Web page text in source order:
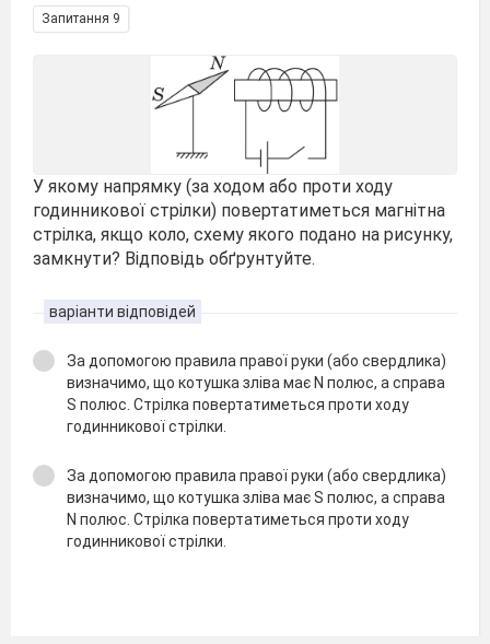
Запитання 9
У якому напрямку (за ходом або проти ходу
годинникової стрілки) повертатиметься магнітна
стрілка, якщо коло, схему якого подано на рисунку,
замкнути? Відповідь обґрунтуйте.
варіанти відповідей
За допомогою правила правої руки (або свердлика)
визначимо, що котушка зліва має N полюс, а справа
S полюс. Стрілка повертатиметься проти ходу
годинникової стрілки.
За допомогою правила правої руки (або свердлика)
визначимо, що котушка зліва має S полюс, а справа
N полюс. Стрілка повертатиметься проти ходу
годинникової стрілки.